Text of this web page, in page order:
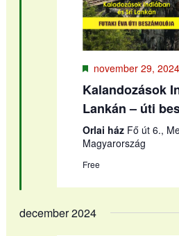
Kiemelt
november 29,
Kalandozások
Lankán – úti
Orlai ház Fő út 6.,
Magyarország
Free
december 2024